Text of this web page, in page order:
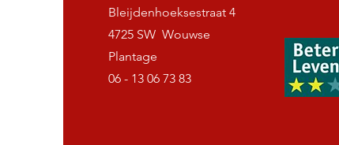
Bleijdenhoeksestraat 4
4725 SW Wouwse
Plantage
06 - 13 06 73 83